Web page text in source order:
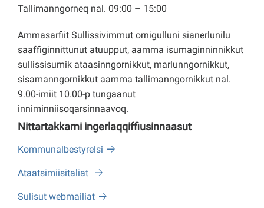
Tallimanngorneq nal. 09:00 – 15:00
Ammasarfiit Sullissivimmut ornigulluni sianerlunilu
saaffiginnittunut atuupput, aamma isumaginninnikkut
sullissisumik ataasinngornikkut, marlunngornikkut,
sisamanngornikkut aamma tallimanngornikkut nal.
9.00-imiit 10.00-p tungaanut
inniminniisoqarsinnaavoq.
Nittartakkami ingerlaqqiffiusinnaasut
Kommunalbestyrelsi
Ataatsimiisitaliat
Sulisut webmailiat